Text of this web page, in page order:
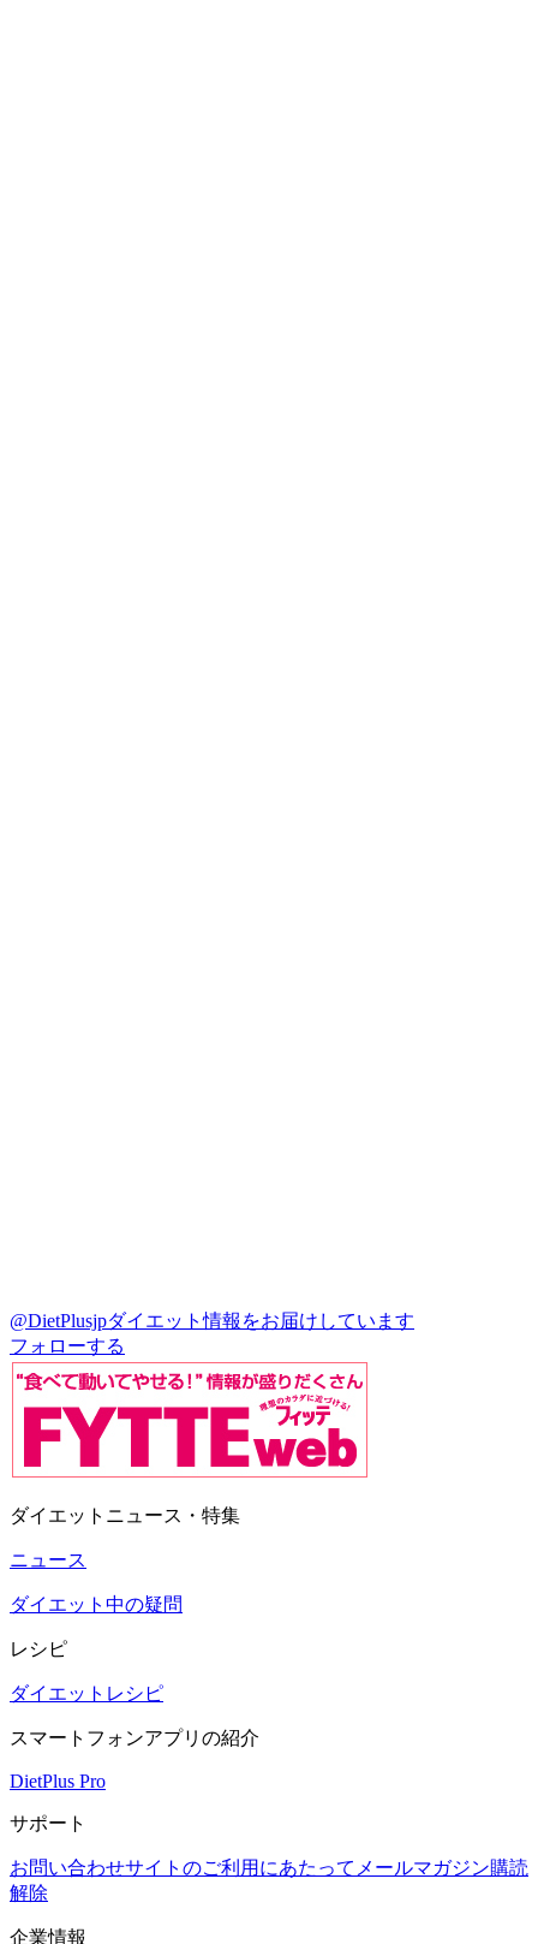
@DietPlusjpダイエット情報をお届けしています
フォローする
ダイエットニュース・特集
ニュース
ダイエット中の疑問
レシピ
ダイエットレシピ
スマートフォンアプリの紹介
DietPlus Pro
サポート
お問い合わせサイトのご利用にあたって メールマガジン購読
解除
企業情報